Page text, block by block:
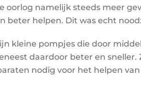
oorlog namelijk steeds meer
beter helpen. Dit was echt
kleine pompjes die door
daardoor beter en sneller.
nodig voor het helpen